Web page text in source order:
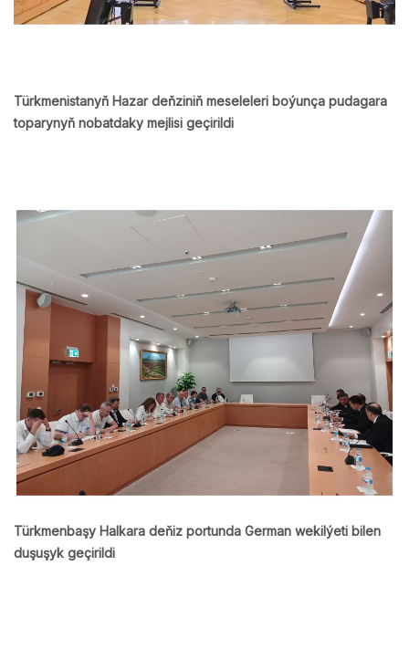
Türkmenistanyň Hazar deňziniň meseleleri boýunça pudagara
toparynyň nobatdaky mejlisi geçirildi
Türkmenbaşy Halkara deňiz portunda German wekilýeti bilen
duşuşyk geçirildi